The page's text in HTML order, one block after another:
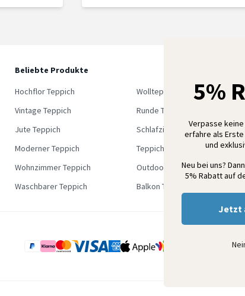
Beliebte Produkte
Hochflor Teppich
Wollteppich
Vintage Teppich
Runde Teppich
Jute Teppich
Schlafzimmer Teppich
Moderner Teppich
Teppich Outlet
Wohnzimmer Teppich
Outdoor Teppich
Waschbarer Teppich
Balkon Teppich
5%
Verpasse
erfahre als
und
Neu bei uns?
5% Rabatt auf
Jetzt